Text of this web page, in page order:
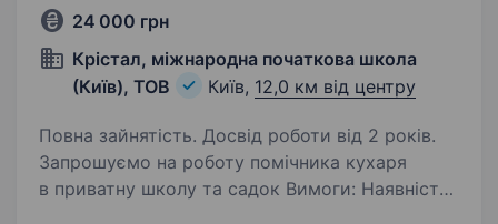
24 000 грн
Крістал, міжнародна початкова школа
(Київ), ТОВ
Київ, 12,0 км від центру
Повна зайнятість. Досвід роботи від 2 років.
Запрошуємо на роботу помічника кухаря
в приватну школу та садок Вимоги: Наявність